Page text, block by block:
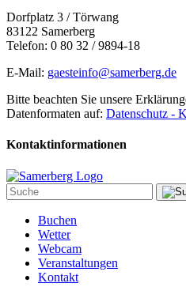
Dorfplatz 3 / Törwang
83122 Samerberg
Telefon: 0 80 32 / 9894-18
E-Mail: gaesteinfo@samerberg.de
Bitte beachten Sie unsere
Datenformaten auf: Datenschutz -
Kontaktinformationen
Buchen
Wetter
Webcam
Veranstaltungen
Kontakt